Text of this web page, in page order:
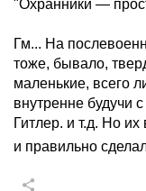
"Охранники —
Гм... На
тоже, бывало,
маленькие, всего
внутренне будучи
Гитлер. и т.д. Но
и правильно